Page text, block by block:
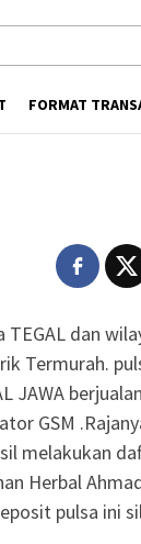
FORMAT
dan
Termurah.
JAWA
GSM
melakukan
Herbal
pulsa ini